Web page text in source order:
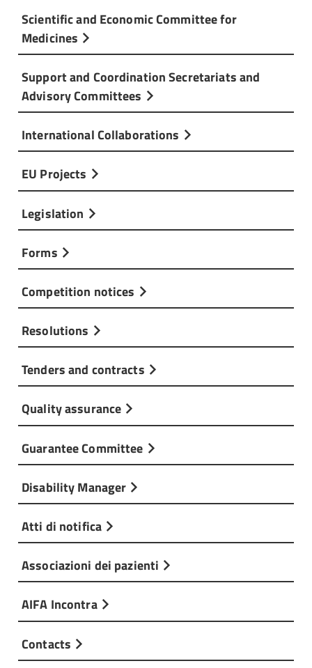
Scientific and Economic Committee for
Medicines
Support and Coordination Secretariats and
Advisory Committees
International Collaborations
EU Projects
Legislation
Forms
Competition notices
Resolutions
Tenders and contracts
Quality assurance
Guarantee Committee
Disability Manager
Atti di notifica
Associazioni dei pazienti
AIFA Incontra
Contacts